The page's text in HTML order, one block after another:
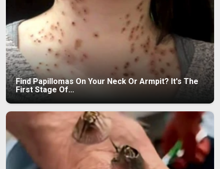
Find Papillomas On Your Neck Or Armpit? It's The
First Stage Of...